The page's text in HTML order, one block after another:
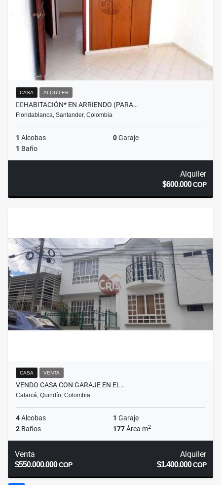
CASA ALQUILER
👉🏼HABITACIÓN* EN ARRIENDO (PARA…
Floridablanca, Santander, Colombia
1 Alcobas 0Garaje
1 Baño
Alquiler
$600.000COP
CASA VENTA
VENDO CASA CON GARAJE EN EL…
Calarcá, Quindío, Colombia
4Alcobas 1 Garaje
2 Baños 177Área m2
Venta
$550.000.000COP
Alquiler
$1.400.000COP